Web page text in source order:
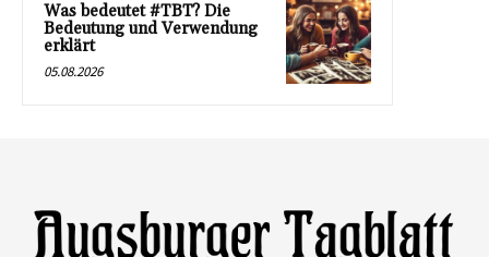
Was bedeutet #TBT? Die
Bedeutung und Verwendung
erklärt
05.08.2026